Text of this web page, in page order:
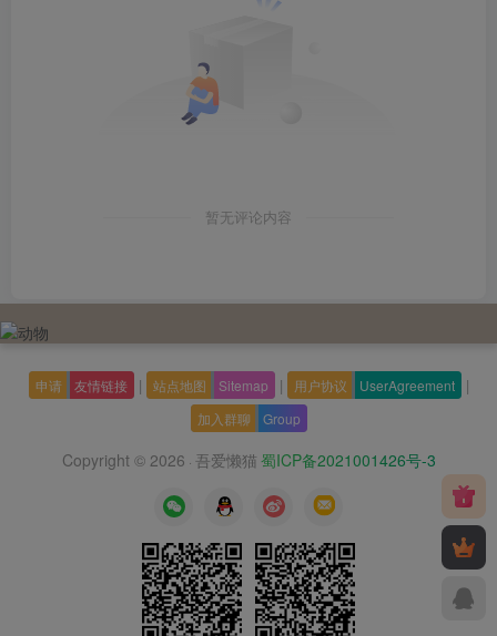
暂无评论内容
申请 友情链接 | 站点地图 Sitemap | 用户协议 UserAgreement |
加入群聊 Group
Copyright © 2026 · 吾爱懒猫 蜀ICP备2021001426号-3